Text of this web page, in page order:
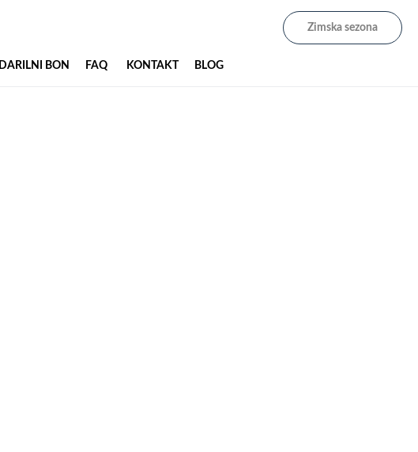
Zimska sezona
DARILNI BON FAQ KONTAKT BLOG